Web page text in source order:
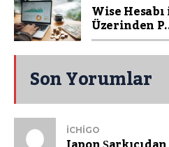
Wise
Üzerinden
Son Yorumlar
ICHIGO